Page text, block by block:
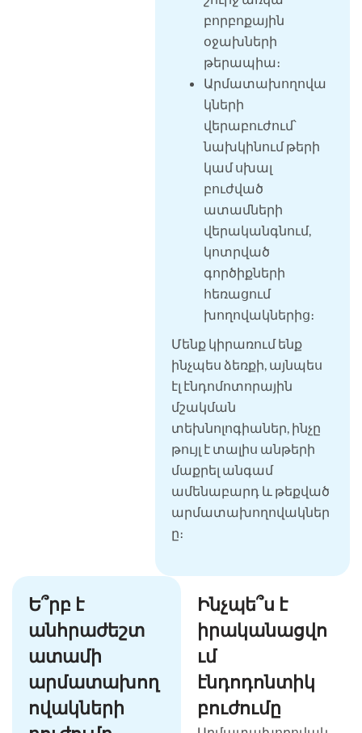
բորբոքային
օջախների
թերապիա։
Արմատախողովա
կների
վերաբուժում՝
նախկինում թերի
կամ սխալ
բուժված
ատամների
վերականգնում,
կոտրված
գործիքների
հեռացում
խողովակներից։
Մենք կիրառում ենք
ինչպես ձեռքի, այնպես
էլ էնդոմոտորային
մշակման
տեխնոլոգիաներ, ինչը
թույլ է տալիս անթերի
մաքրել անգամ
ամենաբարդ և թեքված
արմատախողովակներ
ը։
Ե՞րբ է
անհրաժեշտ
ատամի
արմատախող
ովակների
Ինչպե՞ս է
իրականացվո
ւմ
էնդոդոնտիկ
բուժումը